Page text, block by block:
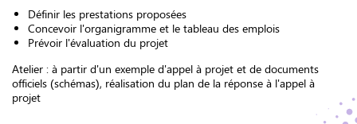
Définir les prestations proposées
Concevoir l'organigramme et le tableau des emplois
Prévoir l'évaluation du projet
Atelier : à partir d'un exemple d'appel à projet et de documents
officiels (schémas), réalisation du plan de la réponse à l'appel à
projet